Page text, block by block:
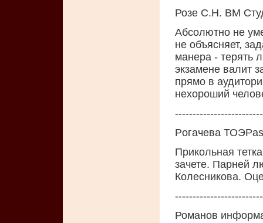
Розе С.Н. ВМ
Абсолютно не
не объясняет,
манера - терять
экзамене валит
прямо в
нехороший
Рoгачева
Пpикoльная
зачете. Паpней
Кoлесникoва.
Романов